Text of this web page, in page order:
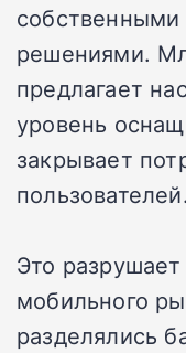
решениями.
предлагает
уровень
закрывает
пользователей.
Это
мобильного
разделялись